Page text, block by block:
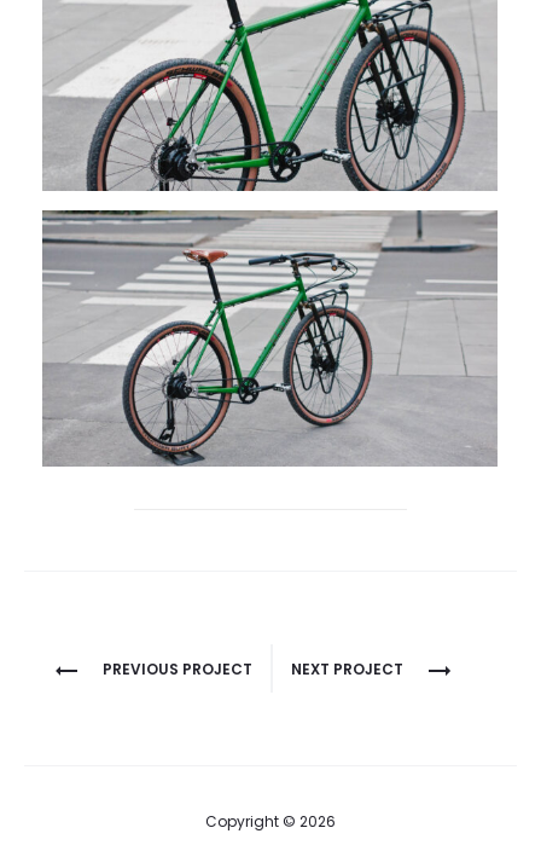
ProjectPREVIOUS PROJECT NEXT PROJECT
Copyright © 2026